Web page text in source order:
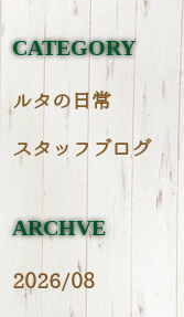
CATEGORY
ルタの日常
スタッフブログ
ARCHVE
2026/08